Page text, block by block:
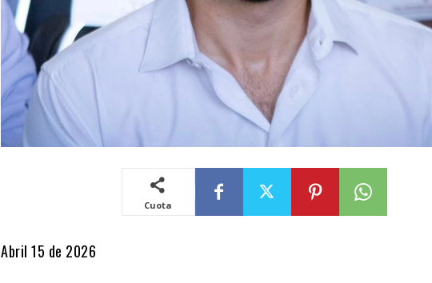
Cuota
Abril 15 de 2026